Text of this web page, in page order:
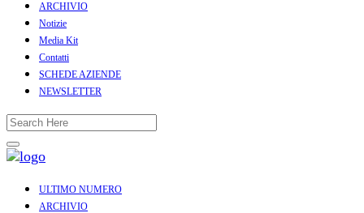
ARCHIVIO
Notizie
Media Kit
Contatti
SCHEDE AZIENDE
NEWSLETTER
ULTIMO NUMERO
ARCHIVIO